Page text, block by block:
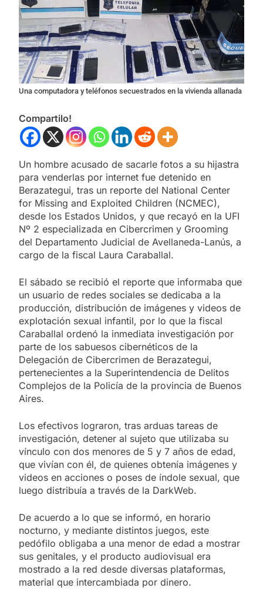
Una computadora y teléfonos secuestrados en la vivienda allanada
Compartilo!
Un hombre acusado de sacarle fotos a su hijastra
para venderlas por internet fue detenido en
Berazategui, tras un reporte del National Center
for Missing and Exploited Children (NCMEC),
desde los Estados Unidos, y que recayó en la UFI
Nº 2 especializada en Cibercrimen y Grooming
del Departamento Judicial de Avellaneda-Lanús, a
cargo de la fiscal Laura Caraballal.
El sábado se recibió el reporte que informaba que
un usuario de redes sociales se dedicaba a la
producción, distribución de imágenes y videos de
explotación sexual infantil, por lo que la fiscal
Caraballal ordenó la inmediata investigación por
parte de los sabuesos cibernéticos de la
Delegación de Cibercrimen de Berazategui,
pertenecientes a la Superintendencia de Delitos
Complejos de la Policía de la provincia de Buenos
Aires.
Los efectivos lograron, tras arduas tareas de
investigación, detener al sujeto que utilizaba su
vínculo con dos menores de 5 y 7 años de edad,
que vivían con él, de quienes obtenía imágenes y
videos en acciones o poses de índole sexual, que
luego distribuía a través de la DarkWeb.
De acuerdo a lo que se informó, en horario
nocturno, y mediante distintos juegos, este
pedófilo obligaba a una menor de edad a mostrar
sus genitales, y el producto audiovisual era
mostrado a la red desde diversas plataformas,
material que intercambiada por dinero.